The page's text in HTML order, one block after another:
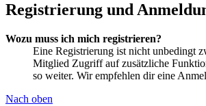
Registrierung und
Wozu muss ich mich registrieren?
Eine Registrierung ist nicht unbedingt
Mitglied Zugriff auf zusätzliche
so weiter. Wir empfehlen dir eine
Nach oben